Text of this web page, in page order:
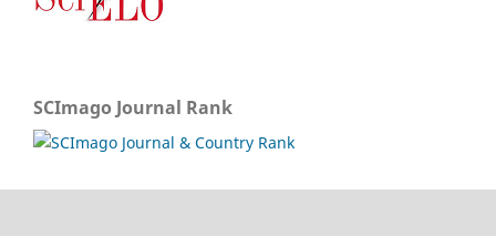
SCImago Journal Rank